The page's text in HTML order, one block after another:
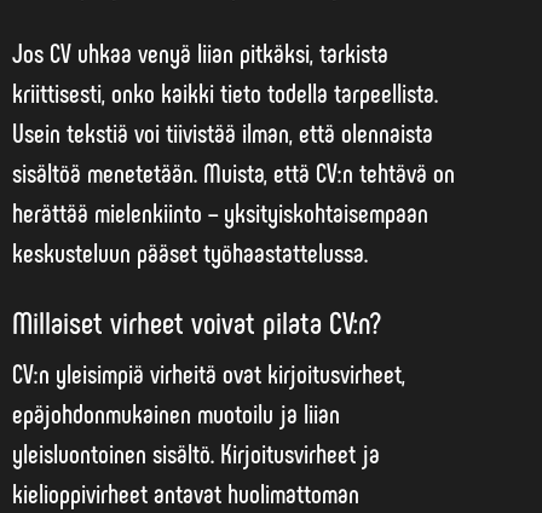
Jos CV uhkaa venyä liian pitkäksi, tarkista
kriittisesti, onko kaikki tieto todella tarpeellista.
Usein tekstiä voi tiivistää ilman, että olennaista
sisältöä menetetään. Muista, että CV:n tehtävä on
herättää mielenkiinto – yksityiskohtaisempaan
keskusteluun pääset työhaastattelussa.
Millaiset virheet voivat pilata CV:n?
CV:n yleisimpiä virheitä ovat kirjoitusvirheet,
epäjohdonmukainen muotoilu ja liian
yleisluontoinen sisältö. Kirjoitusvirheet ja
kielioppivirheet antavat huolimattoman